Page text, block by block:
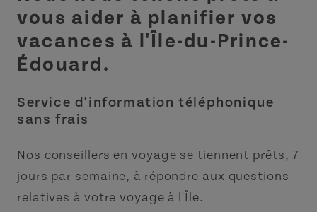
vous aider à planifier vos
vacances à l'Île-du-Prince-
Édouard.
Service d'information téléphonique
sans frais
Nos conseillers en voyage se tiennent prêts, 7
jours par semaine, à répondre aux questions
relatives à votre voyage à l'Île.